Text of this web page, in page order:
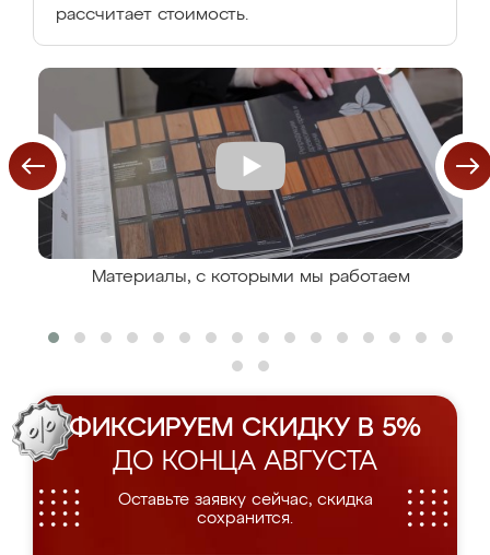
рассчитает стоимость.
Материалы, с которыми мы работаем
ФИКСИРУЕМ СКИДКУ В 5%
ДО КОНЦА АВГУСТА
Оставьте заявку сейчас, скидка
сохранится.